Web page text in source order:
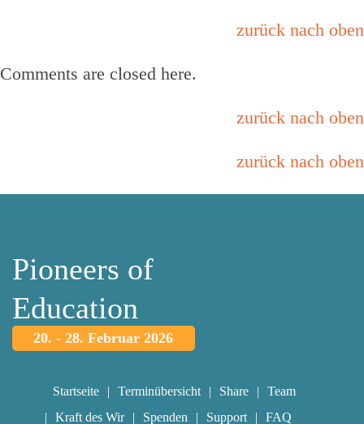
zurück nach oben
Comments are closed here.
zurück nach oben
zurück nach oben
Pioneers of
Education
20. - 28. Februar 2026
Startseite Terminübersicht Share
Team
Kraft des Wir
Spenden Support
FAQ